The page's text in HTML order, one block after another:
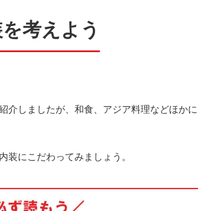
考えよう
介しましたが、和食、アジア料理などほかに
装にこだわってみましょう。